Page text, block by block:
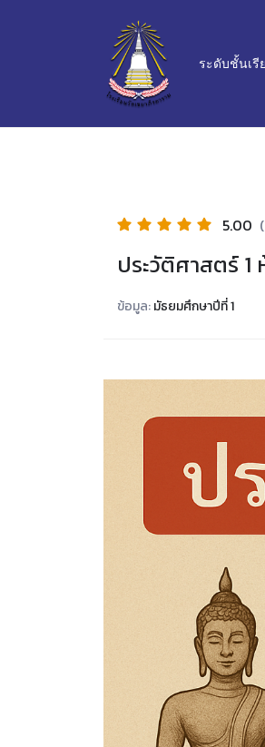
ระดับชั้นเรี
5.00
ประวัติศาสตร์ 1
ข้อมูล:มัธยมศึกษาปีที่ 1